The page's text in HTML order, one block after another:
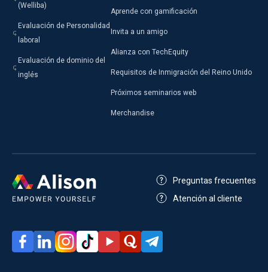
(Welliba)
Evaluación de Personalidad
laboral
Evaluación de dominio del
inglés
Aprende con gamificación
Invita a un amigo
Alianza con TechEquity
Requisitos de Inmigración del Reino Unido
Próximos seminarios web
Merchandise
Preguntas frecuentes
Atención al cliente